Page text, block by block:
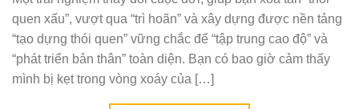
quen xấu”, vượt qua “trì hoãn” và xây dựng được nền tảng
“tạo dựng thói quen” vững chắc để “tập trung cao độ” và
“phát triển bản thân” toàn diện. Bạn có bao giờ cảm thấy
mình bị kẹt trong vòng xoáy của […]